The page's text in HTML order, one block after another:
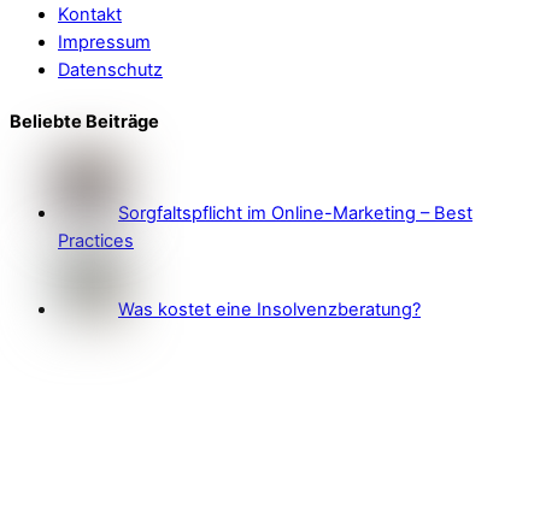
Kontakt
Impressum
Datenschutz
Beliebte Beiträge
Sorgfaltspflicht im Online-Marketing – Best
Practices
Was kostet eine Insolvenzberatung?